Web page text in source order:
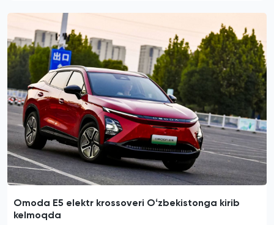
Omoda E5 elektr krossoveri Oʻzbekistonga kirib
kelmoqda